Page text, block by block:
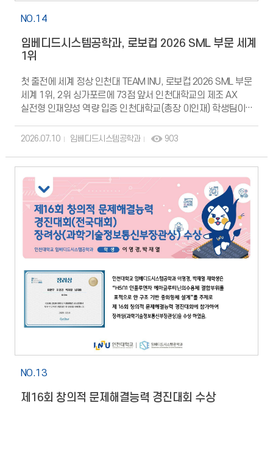
NO.14
임베디드시스템공학과, 로보컵 2026 SML 부문 세계
1위
첫 출전에 세계 정상 인천대 TEAM INU, 로보컵 2026 SML 부문
세계 1위, 2위 싱가포르에 73점 앞서 인천대학교의 제조 AX
실전형 인재양성 역량 입증 인천대학교(총장 이인재) 학생팀이
올랐다. 인천대학교 TEAM INU 는 지난 2일부터 인천
세계 1위를 차지했다. 최종 점수 210점으로, 2위 싱가포르 팀
(137점)을 73점 차로 크게 앞섰다.SML 부문은 실제 산업현장과
유사한 환경에서 모바일 로봇이 물체 인식, 자율주행, 정밀 조작,
조립 적재 등 복합 미션을 수행하는 고난도 산업자동화 종목이다.
이번 대회에는 일본, 네덜란드, 독일, 싱가포르 등 8개국 8개 팀이
참가해 경쟁을 벌였다.우승 비결은 슬라이드 다중 적재 시스템
TEAM INU는 바이오로봇시스템공학과, 전기공학과,
임베디드시스템공학과 학생 16명(안우용, 김승진, 노윤지,
김재홍, 박여춘, 박동식, 성채린, 김형진, 윤제호, 이기현, 이다한,
정규민, 정동혁, 한덕희, 정우진, 한다인)이 전공의 경계를 넘어
뭉친 융합팀이다. 인천광역시 반도체바이오과와 인천대학교
RISE(앵커)사업단의 행 재정적 지원을 받아
교수와 전기공학과 이명훈 이동길 교수가 함께 지도했다.승부를
시스템 이었다. 물체를 하나씩 집어 옮기는 기존 방식과 달리,
여러 개의 블록을 슬라이드 구조에 순차적으로 적재한 뒤 한 번에
안정적으로 운반 조립하는 방식이다. 이 시스템을 실제 경기
2026.07.10 임베디드시스템공학과 903
NO.13
제16회 창의적 문제해결능력 경진대회 수상